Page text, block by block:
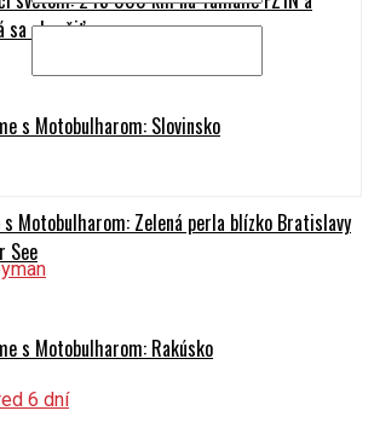
sa skončiť
s Motobulharom: Slovinsko
s Motobulharom: Zelená perla blízko Bratislavy
See
s Motobulharom: Rakúsko
6 dní